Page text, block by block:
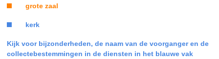
grote zaal
kerk
Kijk voor bijzonderheden, de naam van de voorganger en de
collectebestemmingen in de diensten in het blauwe vak